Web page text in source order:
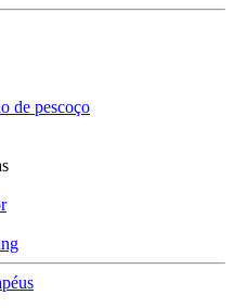
de pescoço